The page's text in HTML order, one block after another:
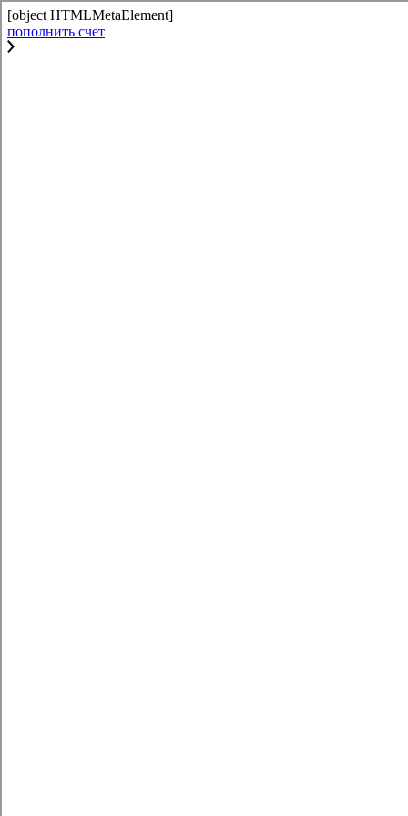
[object HTMLMetaElement]
пополнить счет